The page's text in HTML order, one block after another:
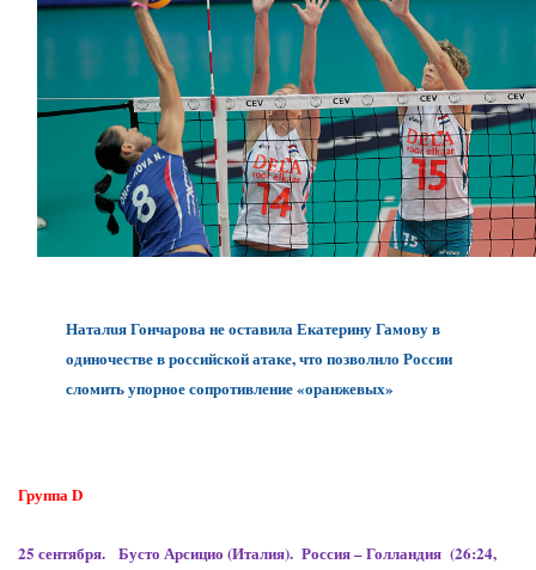
Наталuя Гончарова не оставила Екатерину Гамову в
одиночестве в российской атаке, что позволило России
сломить упорное сопротивление «оранжевых»
ГруппаD
25 сентября. Бусто Арсицио (Италия). Россия – Голландия (26:24,